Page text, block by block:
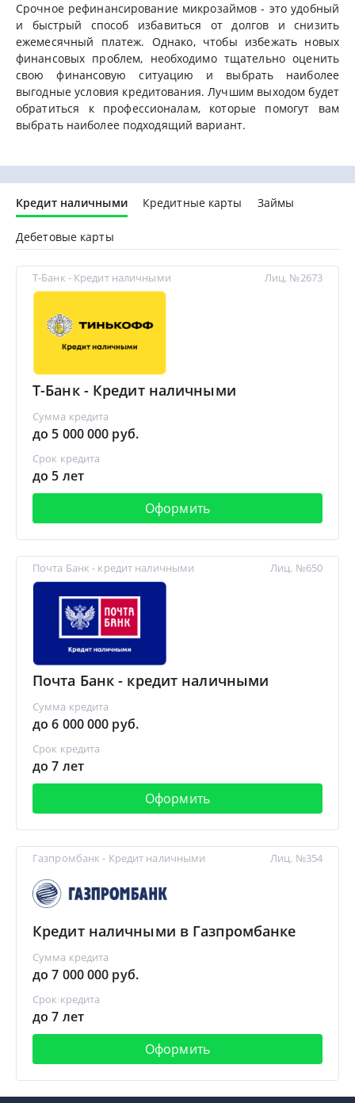
Срочное рефинансирование микрозаймов - это удобный
и быстрый способ избавиться от долгов и снизить
ежемесячный платеж. Однако, чтобы избежать новых
финансовых проблем, необходимо тщательно оценить
свою финансовую ситуацию и выбрать наиболее
выгодные условия кредитования. Лучшим выходом будет
обратиться к профессионалам, которые помогут вам
выбрать наиболее подходящий вариант.
Кредит наличными Кредитные карты Займы
Дебетовые карты
Т-Банк - Кредит наличными
Т-Банк - Кредит наличными
Сумма кредита
до 5 000 000 руб.
Срок кредита
до 5 лет
Оформить
Лиц. №2673
Почта Банк - кредит наличными
Почта Банк - кредит наличными
Сумма кредита
до 6 000 000 руб.
Срок кредита
до 7 лет
Оформить
Лиц. №650
Газпромбанк - Кредит наличными
Кредит наличными в Газпромбанке
Сумма кредита
до 7 000 000 руб.
Срок кредита
до 7 лет
Оформить
Лиц. №354